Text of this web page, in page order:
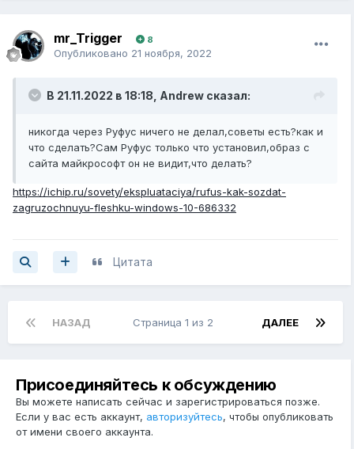
mr_Trigger 8
Опубликовано 21 ноября, 2022
В 21.11.2022 в 18:18, Andrew сказал:
никогда через Руфус ничего не делал,советы есть?как и
что сделать?Сам Руфус только что установил,образ с
сайта майкрософт он не видит,что делать?
https://ichip.ru/sovety/ekspluataciya/rufus-kak-sozdat-
zagruzochnuyu-fleshku-windows-10-686332
Цитата
НАЗАД ДАЛЕЕ
Страница 1 из 2
Присоединяйтесь к обсуждению
Вы можете написать сейчас и зарегистрироваться позже.
Если у вас есть аккаунт, авторизуйтесь, чтобы опубликовать
от имени своего аккаунта.